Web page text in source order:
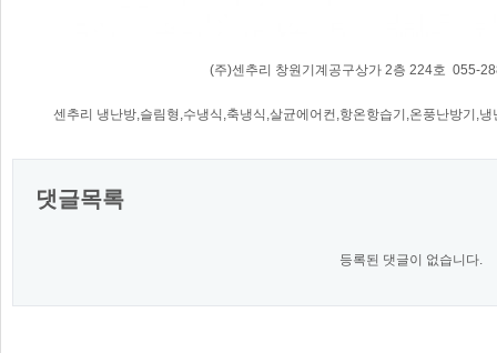
(주)센추리 창원기계공구상가 2층 224호 055-
센추리 냉난방,슬림형,수냉식,축냉식,살균에어컨,항온항습기,온풍난방기,
댓글목록
등록된 댓글이 없습니다.